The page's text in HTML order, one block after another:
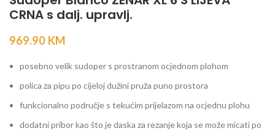
CRNA s dalj. upravlj.
969.90 KM
posebno velik sudoper s prostranom ocjednom plohom
polica za pipu po cijeloj dužini pruža puno prostora
funkcionalno područje s tekućim prijelazom na ocjednu plohu
dodatni pribor kao što je daska za rezanje koja se može micati po